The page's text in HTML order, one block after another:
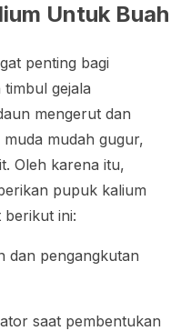
Untuk Buah
penting bagi
gejala
mengerut dan
mudah gugur,
Oleh karena itu,
pupuk kalium
berikut ini:
dan pengangkutan
saat pembentukan